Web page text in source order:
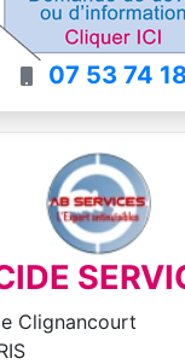
07 53 74
Clignancourt